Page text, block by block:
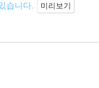
습니다. 미리보기